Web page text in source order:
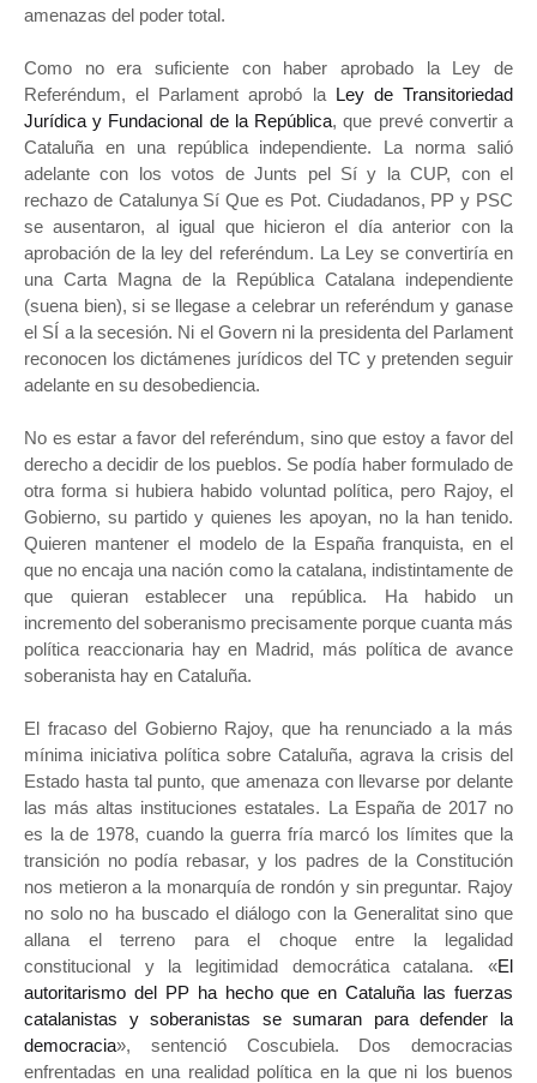
amenazas del poder total.
Como no era suficiente con haber aprobado la Ley de
Referéndum, el Parlament aprobó la Ley de Transitoriedad
Jurídica y Fundacional de la República, que prevé convertir a
Cataluña en una república independiente. La norma salió
adelante con los votos de Junts pel Sí y la CUP, con el
rechazo de Catalunya Sí Que es Pot. Ciudadanos, PP y PSC
se ausentaron, al igual que hicieron el día anterior con la
aprobación de la ley del referéndum. La Ley se convertiría en
una Carta Magna de la República Catalana independiente
(suena bien), si se llegase a celebrar un referéndum y ganase
el SÍ a la secesión. Ni el Govern ni la presidenta del Parlament
reconocen los dictámenes jurídicos del TC y pretenden seguir
adelante en su desobediencia.
No es estar a favor del referéndum, sino que estoy a favor del
derecho a decidir de los pueblos. Se podía haber formulado de
otra forma si hubiera habido voluntad política, pero Rajoy, el
Gobierno, su partido y quienes les apoyan, no la han tenido.
Quieren mantener el modelo de la España franquista, en el
que no encaja una nación como la catalana, indistintamente de
que quieran establecer una república. Ha habido un
incremento del soberanismo precisamente porque cuanta más
política reaccionaria hay en Madrid, más política de avance
soberanista hay en Cataluña.
El fracaso del Gobierno Rajoy, que ha renunciado a la más
mínima iniciativa política sobre Cataluña, agrava la crisis del
Estado hasta tal punto, que amenaza con llevarse por delante
las más altas instituciones estatales. La España de 2017 no
es la de 1978, cuando la guerra fría marcó los límites que la
transición no podía rebasar, y los padres de la Constitución
nos metieron a la monarquía de rondón y sin preguntar. Rajoy
no solo no ha buscado el diálogo con la Generalitat sino que
allana el terreno para el choque entre la legalidad
constitucional y la legitimidad democrática catalana. «El
autoritarismo del PP ha hecho que en Cataluña las fuerzas
catalanistas y soberanistas se sumaran para defender la
democracia», sentenció Coscubiela. Dos democracias
enfrentadas en una realidad política en la que ni los buenos